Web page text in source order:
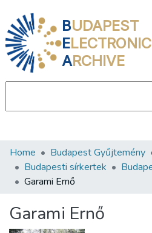
BUDAPEST
ELECTRONIC
ARCHIVE
Communities & Collections
All of DSpace
About us
Home Budapest Gyűjtemény
Budapesti sírkertek
Garami Ernő
Garami Ernő